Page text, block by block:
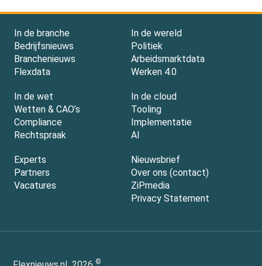
In de branche
Bedrijfsnieuws
Branchenieuws
Flexdata
In de wereld
Politiek
Arbeidsmarktdata
Werken 4.0
In de wet
Wetten & CAO’s
Compliance
Rechtspraak
In de cloud
Tooling
Implementatie
AI
Experts
Partners
Vacatures
Nieuwsbrief
Over ons (contact)
ZiPmedia
Privacy Statement
©